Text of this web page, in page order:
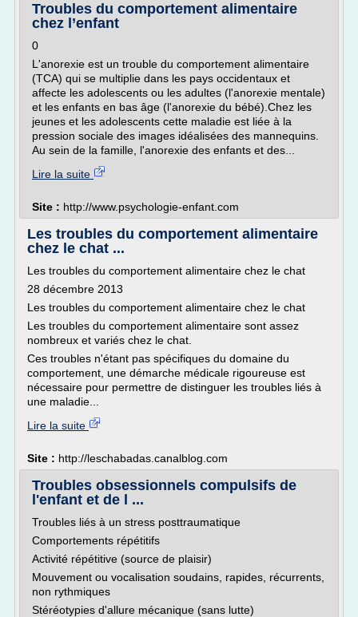
Troubles du comportement alimentaire
chez l’enfant
0
L'anorexie est un trouble du comportement alimentaire
(TCA) qui se multiplie dans les pays occidentaux et
affecte les adolescents ou les adultes (l'anorexie mentale)
et les enfants en bas âge (l'anorexie du bébé).Chez les
jeunes et les adolescents cette maladie est liée à la
pression sociale des images idéalisées des mannequins.
Au sein de la famille, l'anorexie des enfants et des...
Lire la suite
Site : http://www.psychologie-enfant.com
Les troubles du comportement alimentaire
chez le chat ...
Les troubles du comportement alimentaire chez le chat
28 décembre 2013
Les troubles du comportement alimentaire chez le chat
Les troubles du comportement alimentaire sont assez
nombreux et variés chez le chat.
Ces troubles n'étant pas spécifiques du domaine du
comportement, une démarche médicale rigoureuse est
nécessaire pour permettre de distinguer les troubles liés à
une maladie...
Lire la suite
Site : http://leschabadas.canalblog.com
Troubles obsessionnels compulsifs de
l'enfant et de l ...
Troubles liés à un stress posttraumatique
Comportements répétitifs
Activité répétitive (source de plaisir)
Mouvement ou vocalisation soudains, rapides, récurrents,
non rythmiques
Stéréotypies d'allure mécanique (sans lutte)